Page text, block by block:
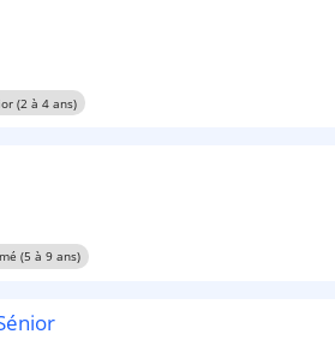
(2 à 4 ans)
(5 à 9 ans)